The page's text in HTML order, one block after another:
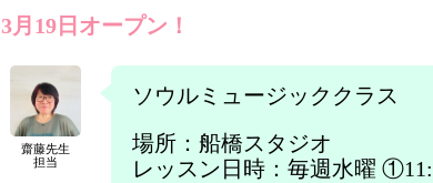
3月19日オープン！
齋藤先生
担当
ソウルミュージッククラス
場所：船橋スタジオ
レッスン日時：毎週水曜